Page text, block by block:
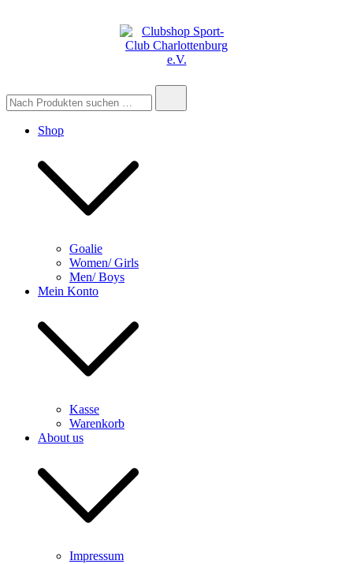
Clubshop Sport-Club Charlottenburg e.V.
nach:
Shop
Goalie
Women/ Girls
Men/ Boys
Mein Konto
Kasse
Warenkorb
About us
Impressum